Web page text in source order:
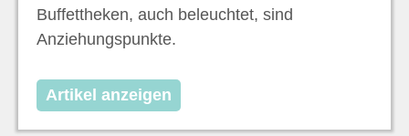
Buffettheken, auch beleuchtet, sind
Anziehungspunkte.
Artikel anzeigen